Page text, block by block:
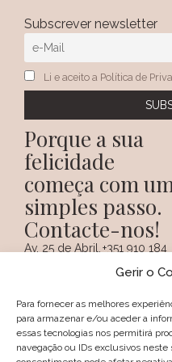
Gerir o
Para fornecer as melhores
para armazenar e/ou aceder a
essas tecnologias nos permitirá
navegação ou IDs exclusivos
Subscrever newsletter
Li e aceito a Política de
Porque a sua
felicidade
começa com
simples passo.
Contacte-nos!
Av. 25 de Abril,
PORTUGAL
+351 910 184
(Chamada para
nacional)
+351 274 094
(Chamada para a
rede fixa